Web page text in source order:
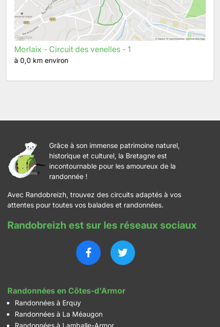
Morlaix - Circuit des venelles - 1
à 0,0 km environ
Grâce à son immense patrimoine naturel,
historique et culturel, la Bretagne est
incontournable pour les amoureux de la
randonnée !
Avec Randobreizh, trouvez des circuits adaptés à vos
attentes pour toutes vos balades et randonnées.
Randobreizh est sur les réseaux sociaux
Randonnées en Côtes-d'Armor
Randonnées à Erquy
Randonnées à La Méaugon
Randonnées à Lamballe-Armor